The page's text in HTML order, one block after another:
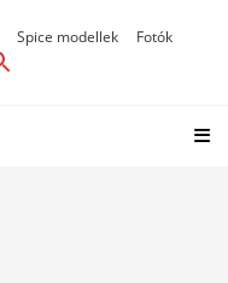
Spice modellek
Fotók